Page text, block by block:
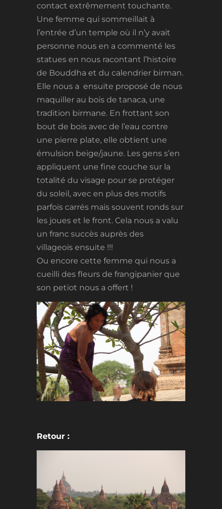
contact extrêmement touchante.
Une femme qui sommeillait à
l’entrée d’un temple où il n’y avait
personne nous en a commenté les
statues en nous racontant l’histoire
de Bouddha et du calendrier birman.
Elle nous a ensuite proposé de nous
maquiller au bois de tanaca, une
tradition birmane. En frottant son
bout de bois avec de l’eau contre
une pierre plate, elle obtient une
émulsion beige/jaune. Les gens s’en
appliquent une fine couche sur la
totalité du visage pour se protéger
du soleil, avec en plus des motifs
parfois carrés mais souvent ronds sur
les joues et le front. Cela nous a valu
un franc succès auprès des
villageois ensuite !!!
Ou encore cette femme qui nous a
cueilli des fleurs de frangipanier que
son petiot nous a offert !
Retour :